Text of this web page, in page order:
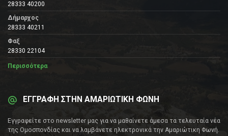
28333 40200
Δήμαρχος
28333 40211
Φαξ
28330 22104
Περισσότερα
ΕΓΓΡΑΦΗ ΣΤΗΝ ΑΜΑΡΙΩΤΙΚΗ ΦΩΝΗ
Εγγραφείτε στο newsletter μας για να μαθαίνετε άμεσα τα τελευταία νέα
της Ομοσπονδίας και να λαμβάνετε ηλεκτρονικά την Αμαριώτικη Φωνή.